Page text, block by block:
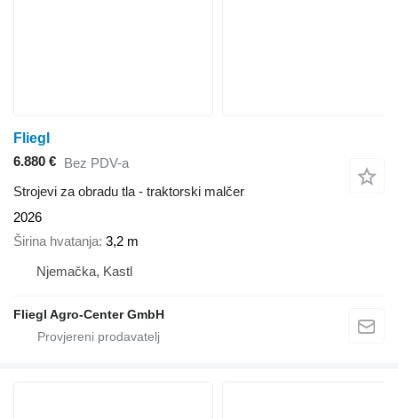
Fliegl
6.880 € Bez PDV-a
Strojevi za obradu tla - traktorski malčer
2026
Širina hvatanja 3,2 m
Njemačka, Kastl
Fliegl Agro-Center GmbH